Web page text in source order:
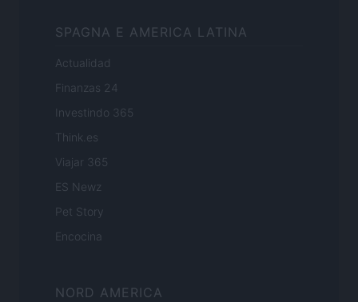
SPAGNA E AMERICA LATINA
Actualidad
Finanzas 24
Investindo 365
Think.es
Viajar 365
ES Newz
Pet Story
Encocina
NORD AMERICA